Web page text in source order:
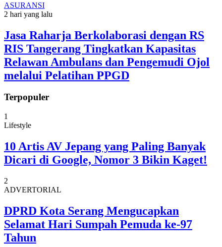
ASURANSI
2 hari yang lalu
Jasa Raharja Berkolaborasi dengan RS
RIS Tangerang Tingkatkan Kapasitas
Relawan Ambulans dan Pengemudi Ojol
melalui Pelatihan PPGD
Terpopuler
1
Lifestyle
10 Artis AV Jepang yang Paling Banyak
Dicari di Google, Nomor 3 Bikin Kaget!
2
ADVERTORIAL
DPRD Kota Serang Mengucapkan
Selamat Hari Sumpah Pemuda ke-97
Tahun